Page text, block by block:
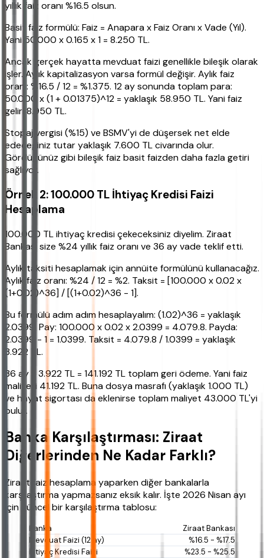
yıllık faiz oranı %16.5 olsun.
Basit faiz formülü: Faiz = Anapara x Faiz Oranı x Vade (Yıl).
Yani 50.000 x 0.165 x 1 = 8.250 TL.
Ancak gerçek hayatta mevduat faizi genellikle bileşik olarak
işler. Aylık kapitalizasyon varsa formül değişir. Aylık faiz
oranı: %16.5 / 12 = %1.375. 12 ay sonunda toplam para:
50.000 x (1 + 0.01375)^12 = yaklaşık 58.950 TL. Yani faiz
geliri 8.950 TL.
Stopaj vergisi (%15) ve BSMV'yi de düşersek net elde
edeceğiniz tutar yaklaşık 7.600 TL civarında olur.
Gördüğünüz gibi bileşik faiz basit faizden daha fazla getiri
sağlıyor.
Örnek 2: 100.000 TL İhtiyaç Kredisi Faizi
Hesaplama
100.000 TL ihtiyaç kredisi çekeceksiniz diyelim. Ziraat
Bankası size %24 yıllık faiz oranı ve 36 ay vade teklif etti.
Aylık taksiti hesaplamak için annüite formülünü kullanacağız.
Aylık faiz oranı: %24 / 12 = %2. Taksit = [100.000 x 0.02 x
(1+0.02)^36] / [(1+0.02)^36 - 1].
Bu formülü adım adım hesaplayalım: (1.02)^36 = yaklaşık
2.0399. Pay: 100.000 x 0.02 x 2.0399 = 4.079.8. Payda:
2.0399 - 1 = 1.0399. Taksit = 4.079.8 / 1.0399 = yaklaşık
3.922 TL.
36 ay x 3.922 TL = 141.192 TL toplam geri ödeme. Yani faiz
maliyeti 41.192 TL. Buna dosya masrafı (yaklaşık 1.000 TL)
ve hayat sigortası da eklenirse toplam maliyet 43.000 TL'yi
bulur.
Banka Karşılaştırması: Ziraat
Diğerlerinden Ne Kadar Farklı?
Ziraat faiz hesaplama yaparken diğer bankalarla
karşılaştırma yapmazsanız eksik kalır. İşte 2026 Nisan ayı
için güncel bir karşılaştırma tablosu:
Ziraat Bankası
%16.5 - %17.5
%23.5 - %25.5